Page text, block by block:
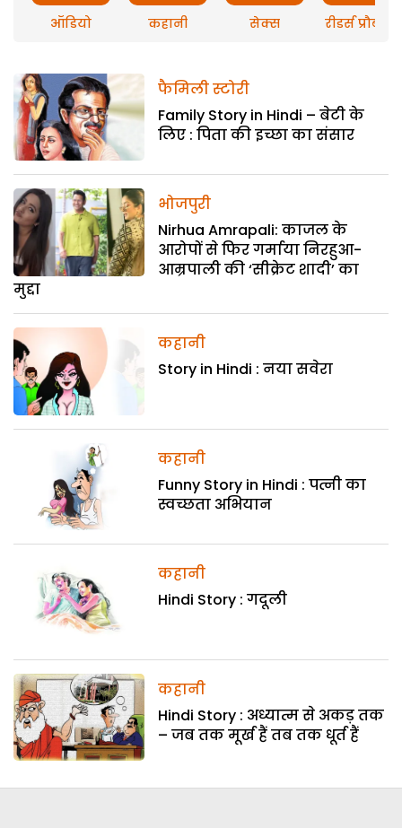
ऑडियो कहानी सेक्स रीडर्स प्रौब्लम
फैमिली स्टोरी
Family Story in Hindi – बेटी के
लिए : पिता की इच्छा का संसार
भोजपुरी
Nirhua Amrapali: काजल के
आरोपों से फिर गर्माया निरहुआ-
आम्रपाली की ‘सीक्रेट शादी’ का
मुद्दा
कहानी
Story in Hindi : नया सवेरा
कहानी
Funny Story in Hindi : पत्नी का
स्वच्छता अभियान
कहानी
Hindi Story : गदूली
कहानी
Hindi Story : अध्यात्म से अकड़ तक
– जब तक मूर्ख हैं तब तक धूर्त हैं